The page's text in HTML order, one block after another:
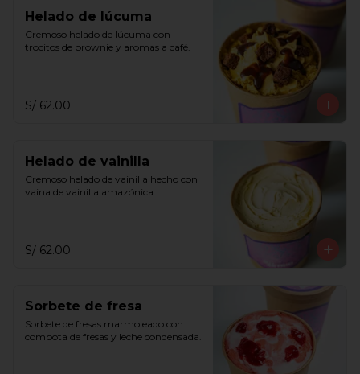
Helado de lúcuma
Cremoso helado de lúcuma con
trocitos de brownie y aromas a café.
S/ 62.00
Helado de vainilla
Cremoso helado de vainilla hecho con
vaina de vainilla amazónica.
S/ 62.00
Sorbete de fresa
Sorbete de fresas marmoleado con
compota de fresas y leche condensada.